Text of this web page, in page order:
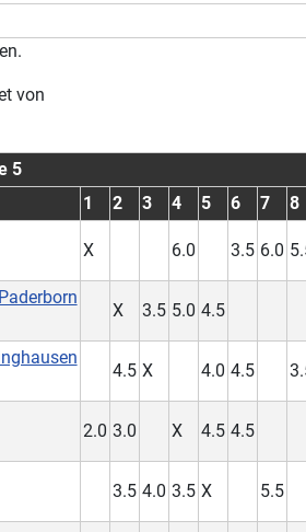
von
5
1 2 3 4 5 6 7 8
X 6.0 3.5 6.0
X 3.5 5.0 4.5
4.5 X 4.0 4.5
2.0 3.0 X 4.5 4.5
3.5 4.0 3.5 X 5.5